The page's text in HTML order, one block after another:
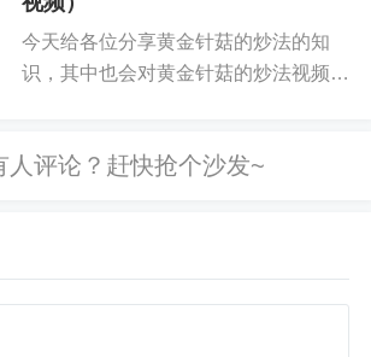
金投资交易的行为，主要包括纸
期货黄金、黄金期权等多种产品
买卖“虚拟”黄金，通过把握国际金价
兴的，越来越火热的投资理财方
今天给各位分享黄金针菇的炒法的知
识，其中也会对黄金针菇的炒法视频进
本文目录一览： 1、金针菇怎么炒好